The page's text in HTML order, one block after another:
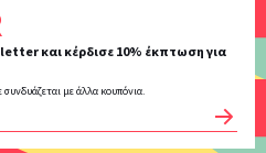
και κέρδισε 10% έκπτωση για
με άλλα κουπόνια.
OK